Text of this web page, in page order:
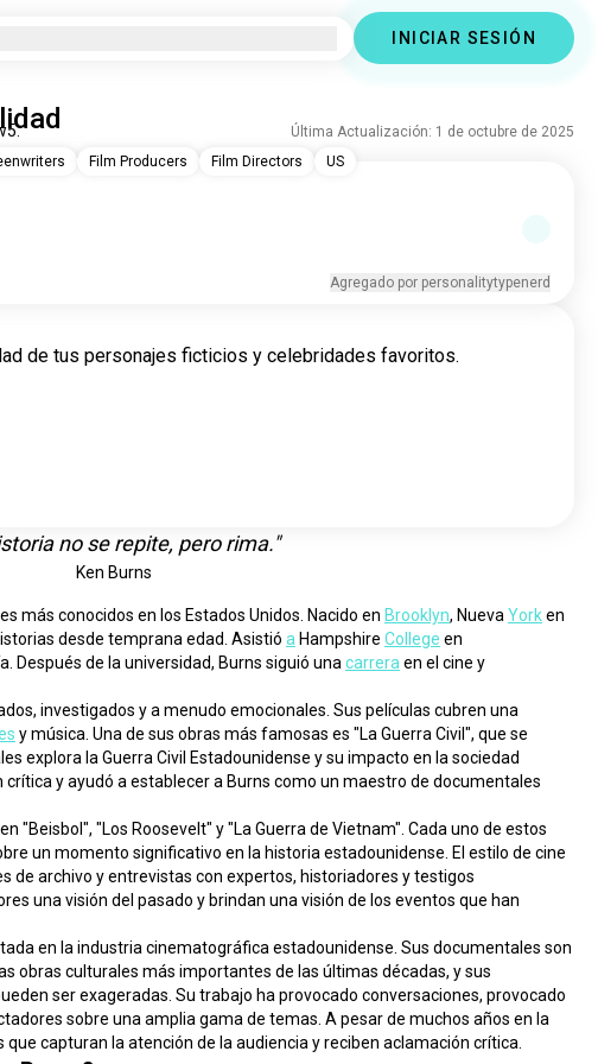
INICIAR SESIÓN
Última Actualización: 1 de octubre de 2025
Film Producers Film Directors US
Agregado por personalitytypenerd
de tus personajes ficticios y celebridades favoritos.
no se repite, pero rima."
Ken Burns
más conocidos en los Estados Unidos. Nacido en Brooklyn, Nueva York en
desde temprana edad. Asistió a Hampshire College
Después de la universidad, Burns siguió una carrera en el cine y
investigados y a menudo emocionales. Sus películas cubren una
y música. Una de sus obras más famosas es "La Guerra Civil", que se
explora la Guerra Civil Estadounidense y su impacto en la sociedad
y ayudó a establecer a Burns como un maestro de documentales
"Beisbol", "Los Roosevelt" y "La Guerra de Vietnam". Cada uno de estos
un momento significativo en la historia estadounidense. El estilo de cine
de archivo y entrevistas con expertos, historiadores y testigos
una visión del pasado y brindan una visión de los eventos que han
en la industria cinematográfica estadounidense. Sus documentales son
obras culturales más importantes de las últimas décadas, y sus
ser exageradas. Su trabajo ha provocado conversaciones, provocado
sobre una amplia gama de temas. A pesar de muchos años en la
capturan la atención de la audiencia y reciben aclamación crítica.